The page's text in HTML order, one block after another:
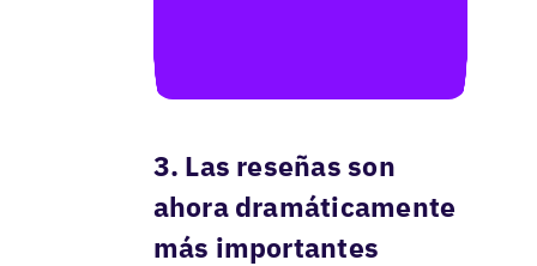
3. Las reseñas son
ahora dramáticamente
más importantes